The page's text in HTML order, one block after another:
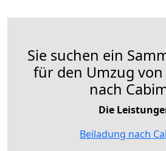
Sie suchen ein
für den Umzug
nach
Die
Beiladung nach